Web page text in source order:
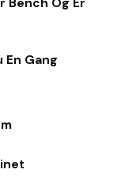
Bench Og Er
En Gang